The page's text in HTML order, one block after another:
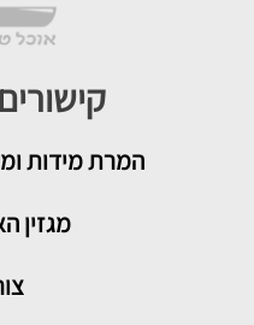
המרת מידות
מגזין